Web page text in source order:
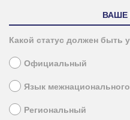
ВАШЕ
Какой статус должен быть
Официальный
Язык
Региональный